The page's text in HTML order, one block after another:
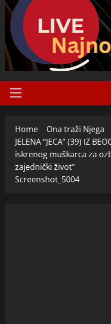
Primary
Home
Ona traži Njega
JELENA “JECA” (39) IZ
iskrenog muškarca za
zajednički život”
Screenshot_5004